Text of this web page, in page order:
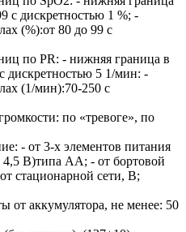
с дискретностью 1 %; -
(%):от 80 до 99 с
по PR: - нижняя граница в
дискретностью 5 1/мин: -
(1/мин):70-250 с
по «тревоге», по
- от 3-х элементов питания
4,5 В)типа АА; - от бортовой
стационарной сети, В;
от аккумулятора, не менее: 50